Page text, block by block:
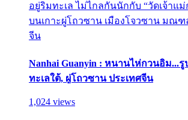
อยู่ริมทะเล ไม่ไกลกันนักกับ “วัดเจ้าแ
บนเกาะผู่โถวซาน เมืองโจวซาน มณฑล
จีน
Nanhai Guanyin : หนานไห่กวนอิม...
ทะเลใต้, ผู่โถวซาน ประเทศจีน
1,024 views